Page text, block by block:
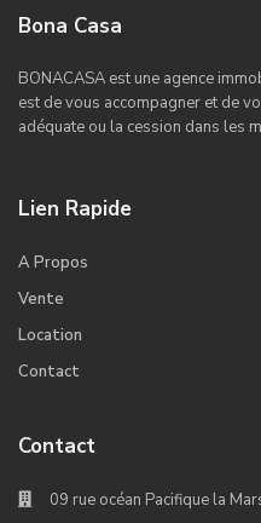
Bona Casa
BONACASA est une agence
est de vous accompagner et de
adéquate ou la cession dans les
Lien Rapide
A Propos
Vente
Location
Contact
Contact
09 rue océan Pacifique la